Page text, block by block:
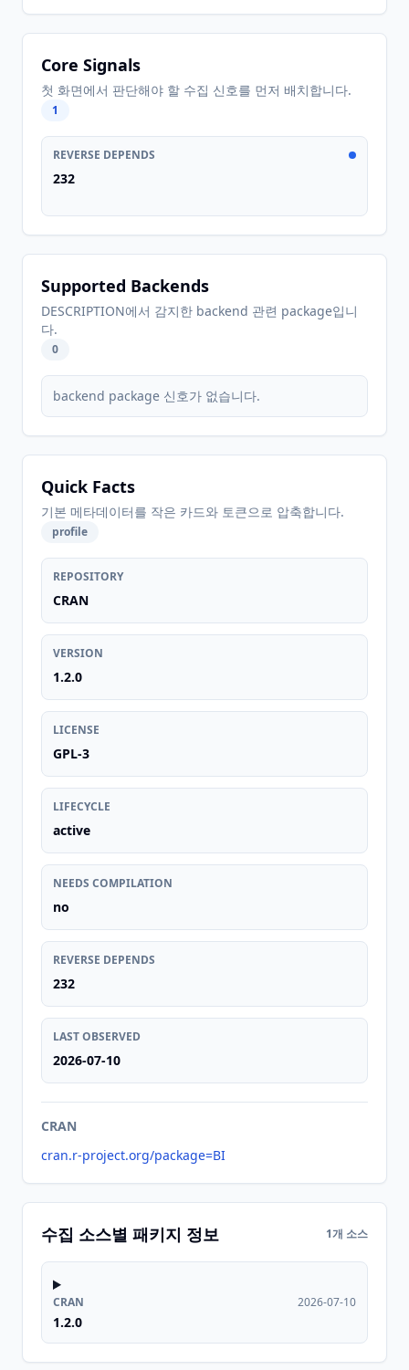
Core Signals
첫 화면에서 판단해야 할 수집 신호를 먼저 배치합니다.
1
REVERSE DEPENDS
232
Supported Backends
DESCRIPTION에서 감지한 backend 관련 package입니
다.
0
backend package 신호가 없습니다.
Quick Facts
기본 메타데이터를 작은 카드와 토큰으로 압축합니다.
profile
REPOSITORY
CRAN
VERSION
1.2.0
LICENSE
GPL-3
LIFECYCLE
active
NEEDS COMPILATION
no
REVERSE DEPENDS
232
LAST OBSERVED
2026-07-10
CRAN
cran.r-project.org/package=BI
수집 소스별 패키지 정보 1개 소스
CRAN
1.2.0
2026-07-10